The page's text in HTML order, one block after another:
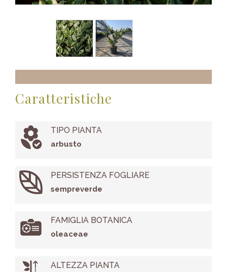
Caratteristiche
TIPO PIANTA
arbusto
PERSISTENZA FOGLIARE
sempreverde
FAMIGLIA BOTANICA
oleaceae
ALTEZZA PIANTA